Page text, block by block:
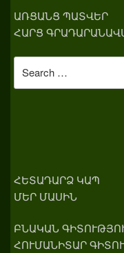
ԱՌՑԱՆՑ ՊԱՏՎԵՐ
ՀԱՐՑ
for:
ՀԵՏԱԴԱՐՁ ԿԱՊ
ՄԵՐ ՄԱՍԻՆ
ԲՆԱԿԱՆ
ՀՈՒՄԱՆԻՏԱՐ